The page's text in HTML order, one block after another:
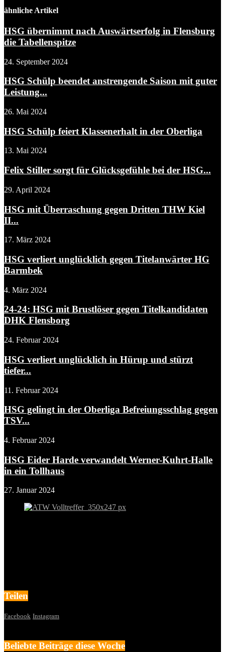
ähnliche Artikel
HSG übernimmt nach Auswärtserfolg in Flensburg
die Tabellenspitze
24. September 2024
HSG Schülp beendet anstrengende Saison mit guter
Leistung...
26. Mai 2024
HSG Schülp feiert Klassenerhalt in der Oberliga
13. Mai 2024
Felix Stiller sorgt für Glücksgefühle bei der HSG...
29. April 2024
HSG mit Überraschung gegen Dritten THW Kiel
II...
17. März 2024
HSG verliert unglücklich gegen Titelanwärter HG
Barmbek
4. März 2024
24-24: HSG mit Brustlöser gegen Titelkandidaten
DHK Flensborg
24. Februar 2024
HSG verliert unglücklich in Hürup und stürzt
tiefer...
11. Februar 2024
HSG gelingt in der Oberliga Befreiungsschlag gegen
TSV...
4. Februar 2024
HSG Eider Harde verwandelt Werner-Kuhrt-Halle
in ein Tollhaus
27. Januar 2024
Teilen
Facebook Instagram
Beliebte Beiträge diese Woche